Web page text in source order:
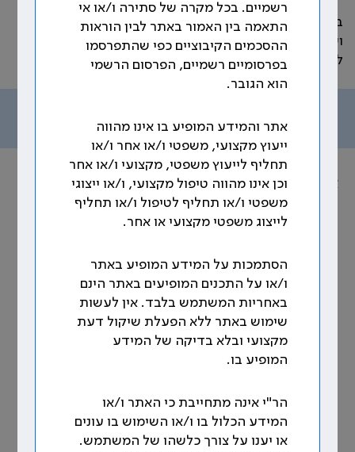
באתר זה ריכזנו את עיקר ההוראות ההסכמיות, שהוסדרו
ועוגנו בהסכמים הקיבוצים שנחתמו לאורך השנים, בהתאם
לנושאים שמפורטים בתפריט האתר.
אוסף הסכמים הקיבוציים
נושא: הוראות כלליות
תנאים שנקבעו בעבר בין הצדדים בהסכמים קיבוציים,
או בהסדרים קיבוציים, או בהתחייבויות אחרות שבכתב,
יוסיפו להיות תקפים בתקופת הסכם זה, אלא אם תוקנו
או בוטלו במפורש על ידי הוראה מהוראות הסכם זה. [1]
__________________________
רשמיים. בכל מקרה של סתירה ו/או אי
התאמה בין האמור באתר לבין הוראות
ההסכמים הקיבוציים כפי שהתפרסמו
בפרסומיים רשמיים, הפרסום הרשמי
הוא הגובר.
אתר והמידע המופיע בו אינו מהווה
ייעוץ מקצועי, משפטי ו/או אחר ו/או
תחליף לייעוץ משפטי, מקצועי ו/או אחר
וכן אינו מהווה טיפול מקצועי, ו/או ייצוגי
משפטי ו/או תחליף לטיפול ו/או תחליף
לייצוג משפטי מקצועי או אחר.
הסתמכות על המידע המופיע באתר
ו/או על התכנים המופיעים באתר הינם
באחריות המשתמש בלבד. אין לעשות
שימוש באתר ללא הפעלת שיקול דעת
מקצועי ובלא בדיקה של המידע
המופיע בו.
הר"י אינה מתחייבת כי האתר ו/או
המידע הכלול בו ו/או השימוש בו עונים
או יענו על צורך כלשהו של המשתמש.